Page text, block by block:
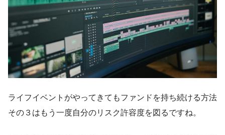
ライフイベントがやってきてもファンドを持ち続ける方法
その３はもう一度自分のリスク許容度を図るですね。